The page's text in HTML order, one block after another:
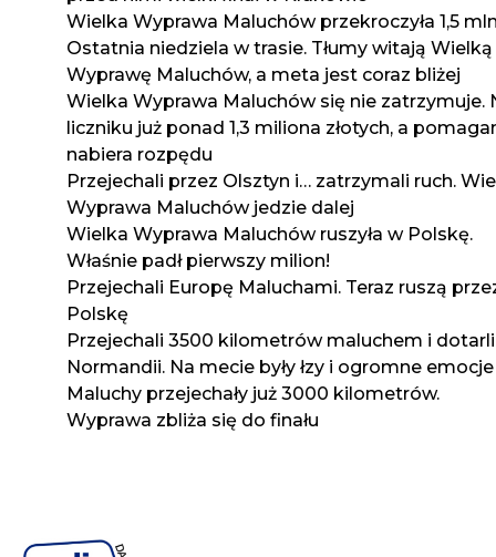
Wielka Wyprawa Maluchów przekroczyła 1,5 mln
Ostatnia niedziela w trasie. Tłumy witają Wielką
Wyprawę Maluchów, a meta jest coraz bliżej
Wielka Wyprawa Maluchów się nie zatrzymuje.
liczniku już ponad 1,3 miliona złotych, a
nabiera rozpędu
Przejechali przez Olsztyn i… zatrzymali ruch.
Wyprawa Maluchów jedzie dalej
Wielka Wyprawa Maluchów ruszyła w Polskę.
Właśnie padł pierwszy milion!
Przejechali Europę Maluchami. Teraz ruszą
Polskę
Przejechali 3500 kilometrów maluchem i
Normandii. Na mecie były łzy i ogromne emocje
Maluchy przejechały już 3000 kilometrów.
Wyprawa zbliża się do finału